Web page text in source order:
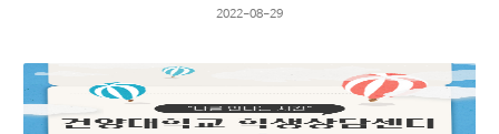
2022-08-29